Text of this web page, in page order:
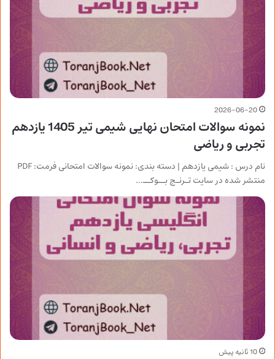
2026-06-20
نمونه سوالات امتحان نهایی شیمی تیر 1405 یازدهم
تجربی و ریاضی
منتشر شده در سایت تـرنـج بــوکــ…
10 ثانیه پیش